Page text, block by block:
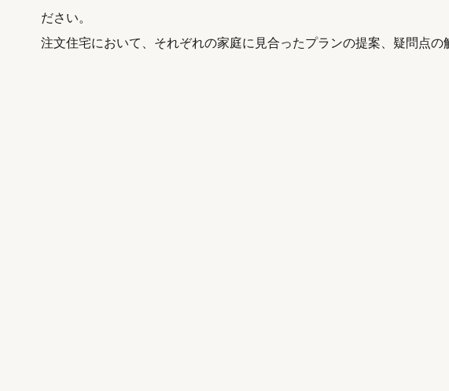
ださい。
注文住宅において、それぞれの家庭に見合ったプランの提案、疑問点の